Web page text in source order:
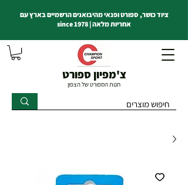
צ'מפיון ספורט
חנות הספורט של הצפון
ציוד כושר, ספורט ופנאי מהיבואנים הרשמיים בארץ עם
אחריות מלאה | since 1978